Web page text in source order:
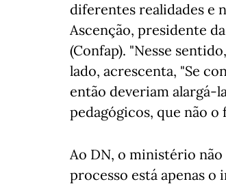
diferentes realidades e
Ascenção, presidente
(Confap). "Nesse
lado, acrescenta, "Se
então deveriam alargá-
pedagógicos, que não o
Ao DN, o ministério
processo está apenas